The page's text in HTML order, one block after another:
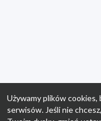
Używamy plików cookies,
serwisów. Jeśli nie